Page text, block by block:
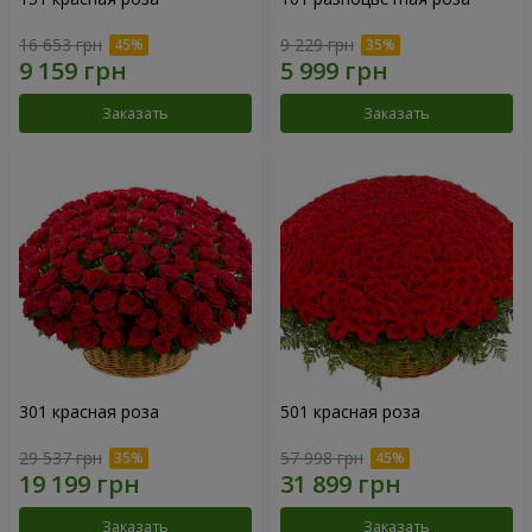
16 653 грн
Заказать
9 229 грн
Заказать
301 красная роза
29 537 грн
Заказать
501 красная роза
57 998 грн
Заказать